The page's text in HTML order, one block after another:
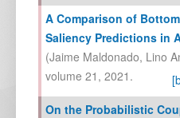
A Comparison of
Saliency Predictions in
(Jaime Maldonado, Lino
volume 21, 2021 .
On the Probabilistic